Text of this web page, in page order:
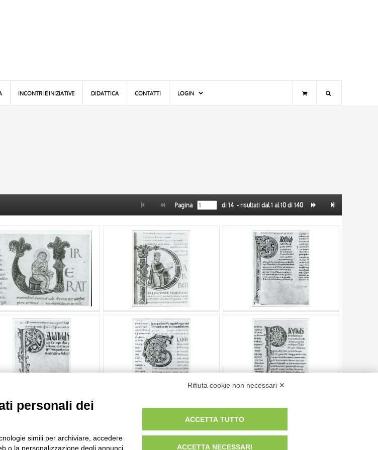
INCONTRI E INIZIATIVE DIDATTICA CONTATTI LOGIN
Pagina di 14 - risultati dal1 al10di 140
Pagina di14 - risultati dal
Rifiuta cookie non necessari ✕
personali dei
simili per archiviare, accedere
o la personalizzazione degli annunci.
ACCETTA TUTTO
ACCETTA NECESSARI